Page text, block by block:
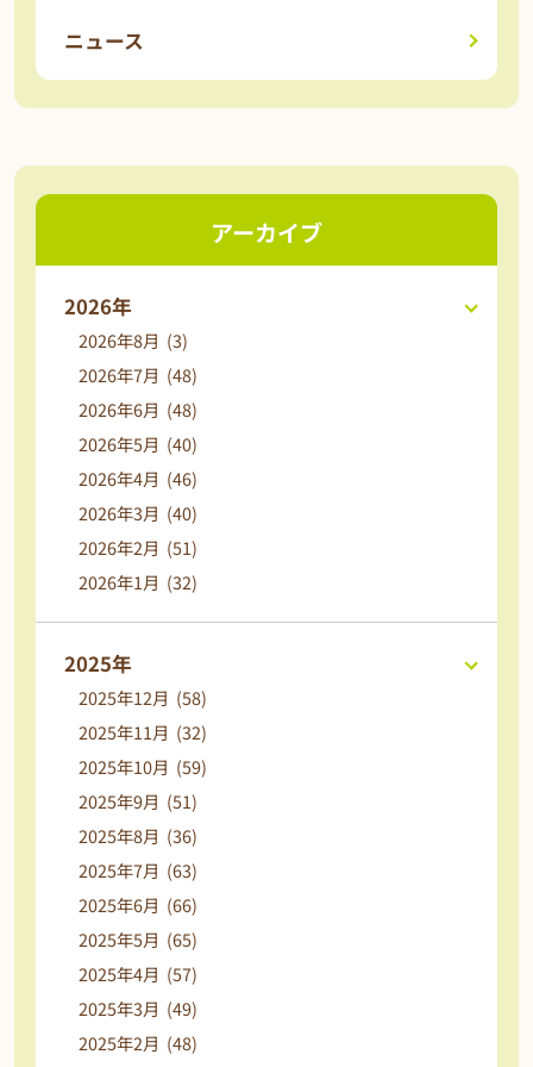
ニュース
アーカイブ
2026年
2026年8月 (3)
2026年7月 (48)
2026年6月 (48)
2026年5月 (40)
2026年4月 (46)
2026年3月 (40)
2026年2月 (51)
2026年1月 (32)
2025年
2025年12月 (58)
2025年11月 (32)
2025年10月 (59)
2025年9月 (51)
2025年8月 (36)
2025年7月 (63)
2025年6月 (66)
2025年5月 (65)
2025年4月 (57)
2025年3月 (49)
2025年2月 (48)